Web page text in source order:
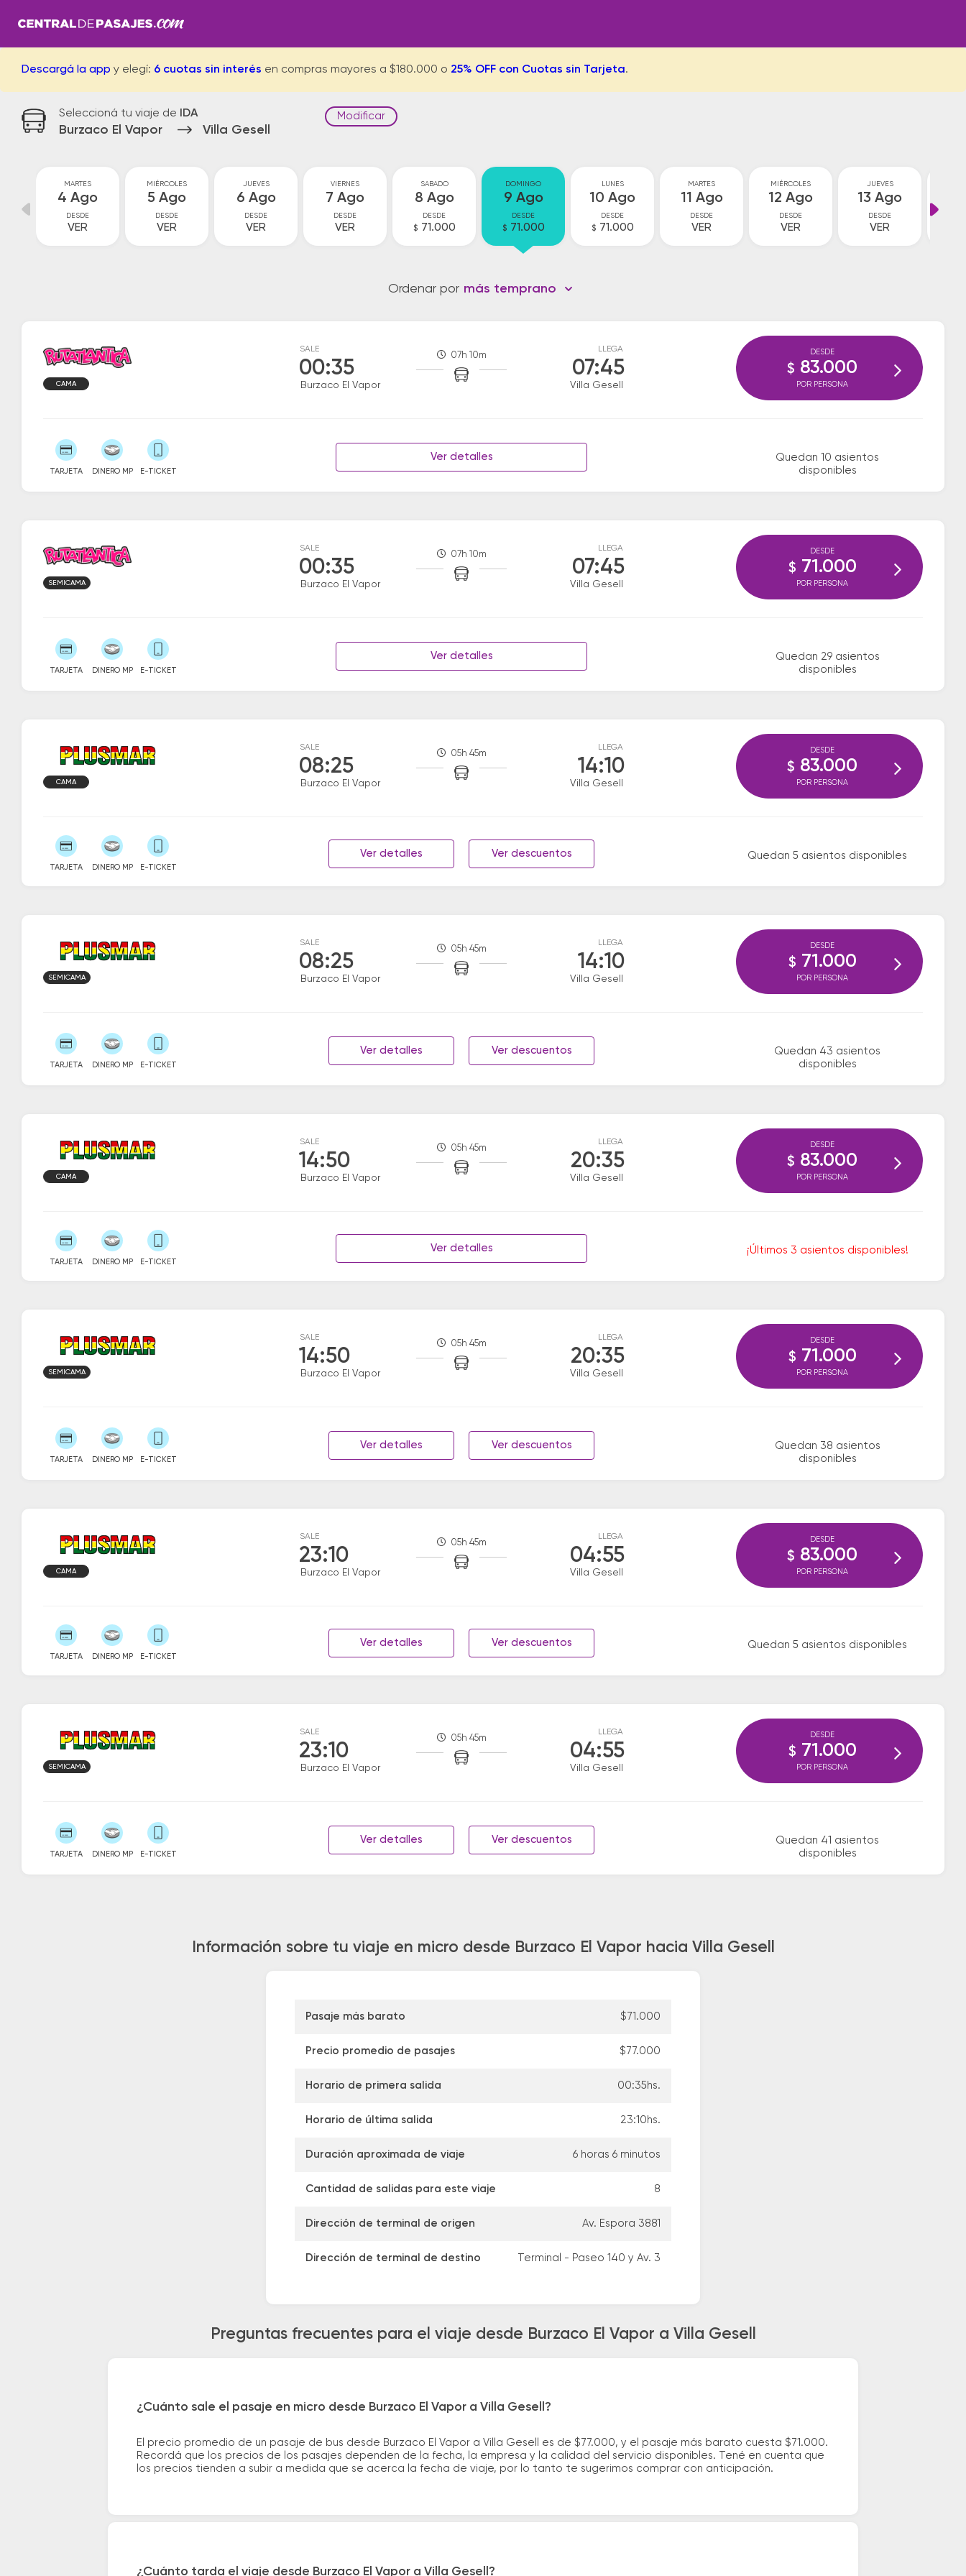
Descargá la app y elegí: 6 cuotas sin interés en compras mayores a $180.000 o 25% OFF con Cuotas sin Tarjeta.
Seleccioná tu viaje de IDA
Burzaco El Vapor Villa Gesell
Modificar
MARTES
4 Ago
DESDE
VER
MIÉRCOLES
5 Ago
DESDE
VER
JUEVES
6 Ago
DESDE
VER
VIERNES
7 Ago
DESDE
VER
SABADO
8 Ago
DESDE
$ 71.000
DOMINGO
9 Ago
DESDE
$ 71.000
LUNES
10 Ago
DESDE
$ 71.000
MARTES
11 Ago
DESDE
VER
MIÉRCOLES
12 Ago
DESDE
VER
JUEVES
13 Ago
DESDE
VER
Ordenar por más temprano
SALE
00:35
Burzaco El Vapor
07h 10m
LLEGA
07:45
Villa Gesell
CAMA
TARJETA DINERO MP E-TICKET
Ver detalles
Quedan 10 asientos
disponibles
DESDE
$ 83.000
POR PERSONA
SALE
00:35
Burzaco El Vapor
07h 10m
LLEGA
07:45
Villa Gesell
SEMICAMA
TARJETA DINERO MP E-TICKET
Ver detalles
Quedan 29 asientos
disponibles
DESDE
$ 71.000
POR PERSONA
SALE
08:25
Burzaco El Vapor
05h 45m
LLEGA
14:10
Villa Gesell
CAMA
TARJETA DINERO MP E-TICKET
Ver detalles Ver descuentos Quedan 5 asientos disponibles
DESDE
$ 83.000
POR PERSONA
SALE
08:25
Burzaco El Vapor
05h 45m
LLEGA
14:10
Villa Gesell
SEMICAMA
TARJETA DINERO MP E-TICKET
Ver detalles Ver descuentos
Quedan 43 asientos
disponibles
DESDE
$ 71.000
POR PERSONA
SALE
14:50
Burzaco El Vapor
05h 45m
LLEGA
20:35
Villa Gesell
CAMA
TARJETA DINERO MP E-TICKET
Ver detalles ¡Últimos 3 asientos disponibles!
DESDE
$ 83.000
POR PERSONA
SALE
14:50
Burzaco El Vapor
05h 45m
LLEGA
20:35
Villa Gesell
SEMICAMA
TARJETA DINERO MP E-TICKET
Ver detalles Ver descuentos
Quedan 38 asientos
disponibles
DESDE
$ 71.000
POR PERSONA
SALE
23:10
Burzaco El Vapor
05h 45m
LLEGA
04:55
Villa Gesell
CAMA
TARJETA DINERO MP E-TICKET
Ver detalles Ver descuentos Quedan 5 asientos disponibles
DESDE
$ 83.000
POR PERSONA
SALE
23:10
Burzaco El Vapor
05h 45m
LLEGA
04:55
Villa Gesell
SEMICAMA
TARJETA DINERO MP E-TICKET
Ver detalles Ver descuentos
Quedan 41 asientos
disponibles
DESDE
$ 71.000
POR PERSONA
Información sobre tu viaje en micro desde Burzaco El Vapor hacia Villa Gesell
Pasaje más barato $71.000
Precio promedio de pasajes $77.000
Horario de primera salida 00:35hs.
Horario de última salida 23:10hs.
Duración aproximada de viaje 6 horas 6 minutos
Cantidad de salidas para este viaje 8
Dirección de terminal de origen Av. Espora 3881
Dirección de terminal de destino Terminal - Paseo 140 y Av. 3
Preguntas frecuentes para el viaje desde Burzaco El Vapor a Villa Gesell
¿Cuánto sale el pasaje en micro desde Burzaco El Vapor a Villa Gesell?
El precio promedio de un pasaje de bus desde Burzaco El Vapor a Villa Gesell es de $77.000, y el pasaje más barato cuesta $71.000.
Recordá que los precios de los pasajes dependen de la fecha, la empresa y la calidad del servicio disponibles. Tené en cuenta que
los precios tienden a subir a medida que se acerca la fecha de viaje, por lo tanto te sugerimos comprar con anticipación.
¿Cuánto tarda el viaje desde Burzaco El Vapor a Villa Gesell?